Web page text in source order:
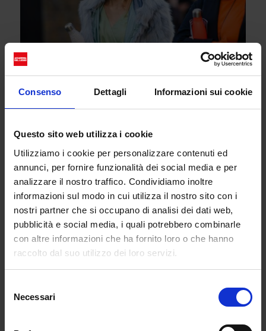
Consenso Dettagli Informazioni sui cookie
Questo sito web utilizza i cookie
Utilizziamo i cookie per personalizzare contenuti ed
annunci, per fornire funzionalità dei social media e per
analizzare il nostro traffico. Condividiamo inoltre
informazioni sul modo in cui utilizza il nostro sito con i
nostri partner che si occupano di analisi dei dati web,
pubblicità e social media, i quali potrebbero combinarle
con altre informazioni che ha fornito loro o che hanno
raccolto dal suo utilizzo dei loro servizi.
delNecessari
Così la loro estetica si è via via evoluta,
perfezionando al contempo bellezza e funzionalità
al punto che oggi conferiscono perfino una certa
coolness a chi li possiede. Coolness accentuata poi
dal fatto che nel tempo la borraccia è diventata
simbolo di un’etica più sostenibile.
Conseguentemente all’ascesa delle borracce, sui
social sono nati dei veri e propri trend che
sembrano riflettere le nuove sensibilità sociali. Sotto
gli hashtag #WaterBottle e #WaterTok, che hanno
totalizzato milioni di visualizzazioni, gli utenti hanno
pubblicato migliaia di video in cui mostrano con